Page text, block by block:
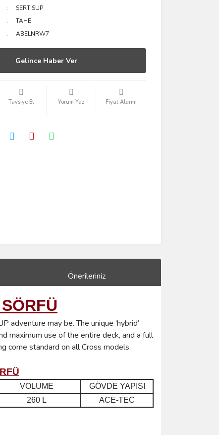
SERT SUP
TAHE
ABELNRW7
Gelince Haber Ver
Tavsiye Et Yorum Yaz Fiyat Alarmı
Önerileriniz
may be. The unique ‘hybrid’
maximum use of the entire deck, and a full
come standard on all Cross models.
VOLUME
GÖVDE YAPISI
260 L ACE-TEC